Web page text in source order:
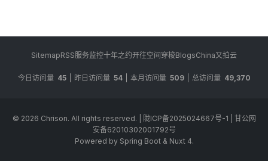
SitemapRSS服务监控十年之约开往空间穿梭BlogsChina又拍云
今日访问量 45 昨日访问量 54 本月访问量 509 总访问量 49,370
© 2026 Chrison. All rights reserved. 陇ICP备2025024667号-1
甘公网
安备62010302001792号
Powered by Spring Boot & Nuxt 4.